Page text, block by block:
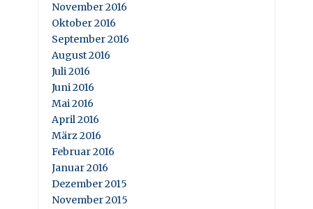
November 2016
Oktober 2016
September 2016
August 2016
Juli 2016
Juni 2016
Mai 2016
April 2016
März 2016
Februar 2016
Januar 2016
Dezember 2015
November 2015